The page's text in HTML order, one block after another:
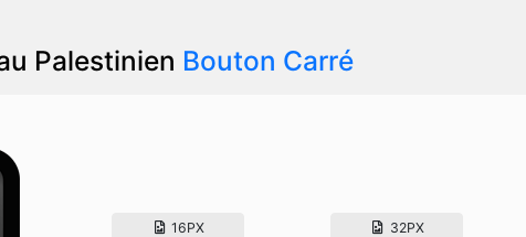
Palestinien Bouton Carré
16PX 32PX